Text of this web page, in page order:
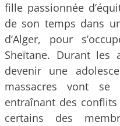
fille passionnée
de son temps dans
d’Alger, pour
Sheïtane. Durant les
devenir une
massacres vont
entraînant des
certains des